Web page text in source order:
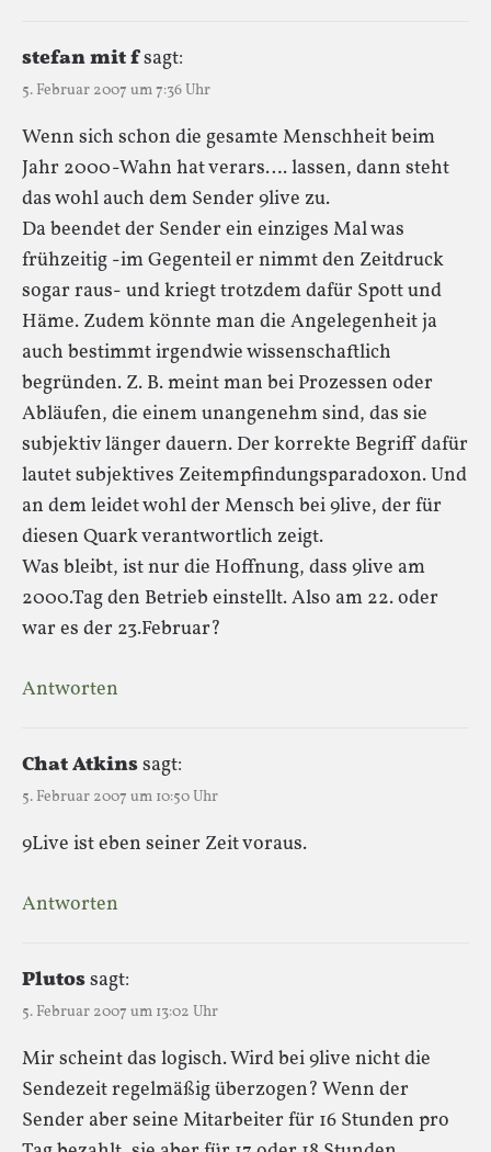
stefan mit fsagt:
5. Februar 2007 um 7:36 Uhr
Wenn sich schon die gesamte Menschheit beim
Jahr 2000-Wahn hat verars…. lassen, dann steht
das wohl auch dem Sender 9live zu.
Da beendet der Sender ein einziges Mal was
frühzeitig -im Gegenteil er nimmt den Zeitdruck
sogar raus- und kriegt trotzdem dafür Spott und
Häme. Zudem könnte man die Angelegenheit ja
auch bestimmt irgendwie wissenschaftlich
begründen. Z. B. meint man bei Prozessen oder
Abläufen, die einem unangenehm sind, das sie
subjektiv länger dauern. Der korrekte Begriff dafür
lautet subjektives Zeitempfindungsparadoxon. Und
an dem leidet wohl der Mensch bei 9live, der für
diesen Quark verantwortlich zeigt.
Was bleibt, ist nur die Hoffnung, dass 9live am
2000.Tag den Betrieb einstellt. Also am 22. oder
war es der 23.Februar?
Antworten
Chat Atkinssagt:
5. Februar 2007 um 10:50 Uhr
9Live ist eben seiner Zeit voraus.
Antworten
Plutossagt:
5. Februar 2007 um 13:02 Uhr
Mir scheint das logisch. Wird bei 9live nicht die
Sendezeit regelmäßig überzogen? Wenn der
Sender aber seine Mitarbeiter für 16 Stunden pro